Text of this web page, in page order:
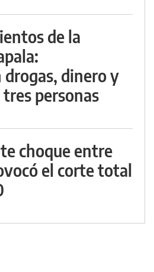
de la
dinero y
personas
choque entre
el corte total